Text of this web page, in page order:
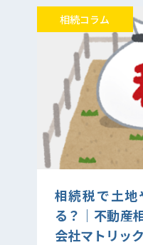
相続税で土
る？｜不動産
会社マトリッ
相続コラム